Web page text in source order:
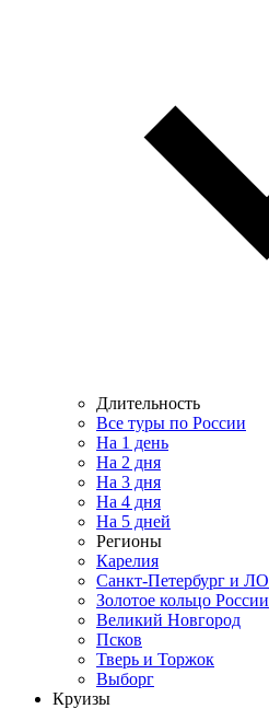
Длительность
Все туры по России
На 1 день
На 2 дня
На 3 дня
На 4 дня
На 5 дней
Регионы
Карелия
Санкт-Петербург и ЛО
Золотое кольцо России
Великий Новгород
Псков
Тверь и Торжок
Выборг
Круизы